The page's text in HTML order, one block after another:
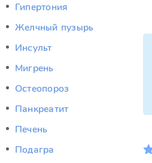
Гипертония
Желчный пузырь
Инсульт
Мигрень
Остеопороз
Панкреатит
Печень
Подагра